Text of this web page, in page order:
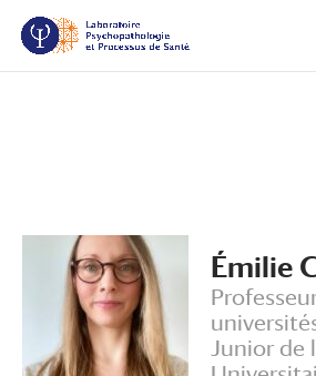
contenu
Émilie
Junior de